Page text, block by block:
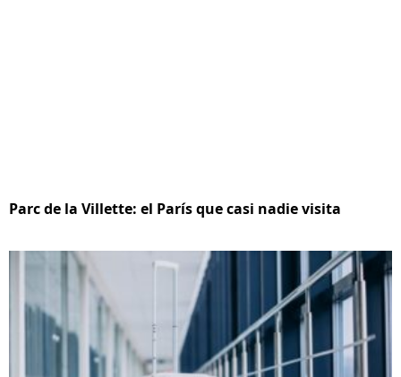
Parc de la Villette: el París que casi nadie visita